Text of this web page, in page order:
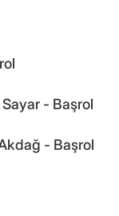
- Başrol
- Başrol